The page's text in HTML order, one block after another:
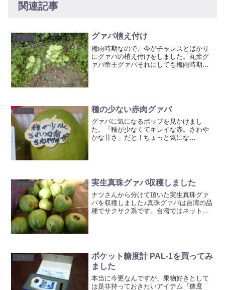
関連記事
グァバ グァバ植え付け
梅雨時期なので、今がチャンスとばかり
にグァバの植え付けをしました。丸葉グ
ァバ帝王グァバそれにしても梅雨時期は
グァバ 種の少ない赤肉グァバ
グァバに気になるポップを見かけまし
た。「種が少なくてキレイな赤。さわや
かな甘さ」だと！ちょっと気にな
グァバ 実生真珠グァバ収穫しました
ナツさんから分けて頂いた実生真珠グァ
バを収穫しました♪真珠グァバは台湾の品
種でサクサク系です。台湾ではネットリ
グァバ
ポケット糖度計 PAL-1を買ってみ
ました
本当に今更なんですが、果物好きとして
は是非持っておきたいアイテム『糖度